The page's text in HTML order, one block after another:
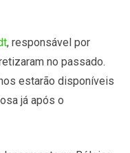
, responsável por
no passado.
estarão disponíveis
já após o